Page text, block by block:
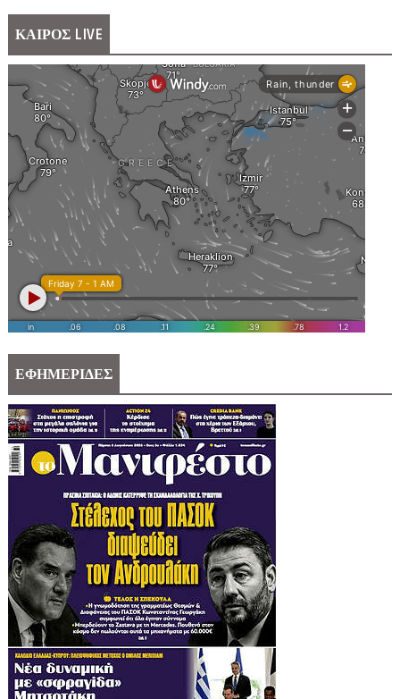
ΚΑΙΡΟΣ LIVE
ΕΦΗΜΕΡΙΔΕΣ